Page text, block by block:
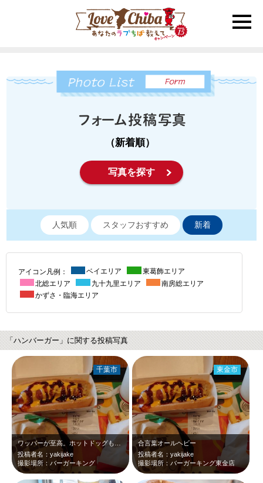
toggle
（新着順）
写真を探す
人気順 スタッフおすすめ 新着
アイコン凡例： ベイエリア
東葛飾エリア
北総エリア
九十九里エリア
南房総エリア
かずさ・臨海エリア
「ハンバーガー」に関する投稿写真
投稿者名：yakijake
撮影場所：バーガーキング
千葉市
合言葉オールヘビー
投稿者名：yakijake
撮影場所：バーガーキング東金店
東金市